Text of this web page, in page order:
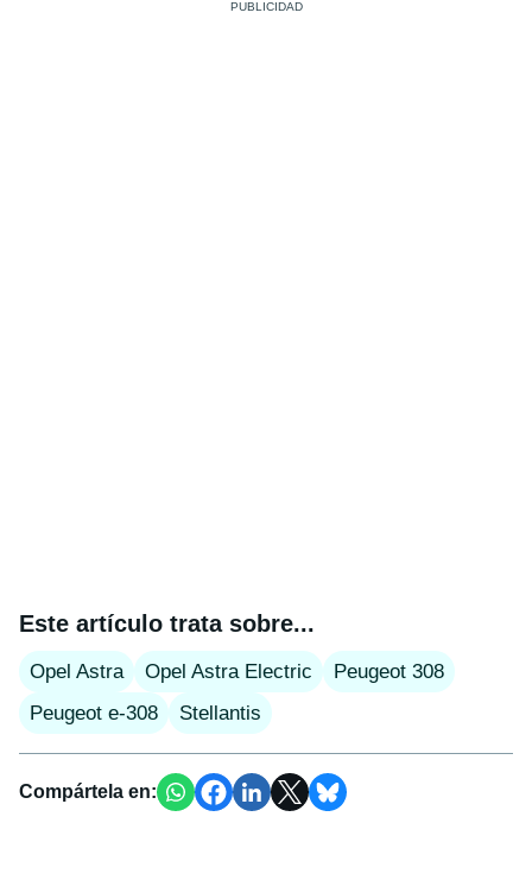
Este artículo trata sobre...
Opel Astra Opel Astra Electric
Peugeot 308
Peugeot e-308
Stellantis
Compártela en: